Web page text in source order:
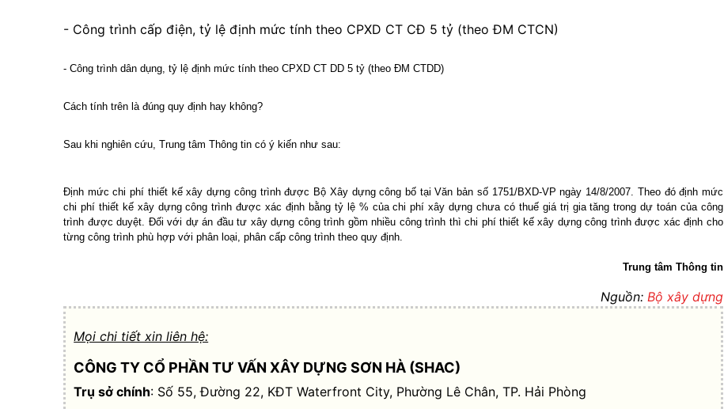
- Công trình cấp điện, tỷ lệ định mức tính theo CPXD CT CĐ 5 tỷ (theo ĐM CTCN)
- Công trình dân dụng, tỷ lệ định mức tính theo CPXD CT DD 5 tỷ (theo ĐM CTDD)
Cách tính trên là đúng quy định hay không?
Sau khi nghiên cứu, Trung tâm Thông tin có ý kiến như sau:
Định mức chi phí thiết kế xây dựng công trình được Bộ Xây dựng công bố tại Văn bản số 1751/BXD-VP ngày 14/8/2007. Theo đó định mức
chi phí thiết kế xây dựng công trình được xác định bằng tỷ lệ % của chi phí xây dựng chưa có thuế giá trị gia tăng trong dự toán của công
trình được duyệt. Đối với dự án đầu tư xây dựng công trình gồm nhiều công trình thì chi phí thiết kế xây dựng công trình được xác định cho
từng công trình phù hợp với phân loại, phân cấp công trình theo quy định.
Trung tâm Thông tin
Nguồn: Bộ xây dựng
Mọi chi tiết xin liên hệ:
CÔNG TY CỔ PHẦN TƯ VẤN XÂY DỰNG SƠN HÀ (SHAC)
Trụ sở chính: Số 55, Đường 22, KĐT Waterfront City, Phường Lê Chân, TP. Hải Phòng